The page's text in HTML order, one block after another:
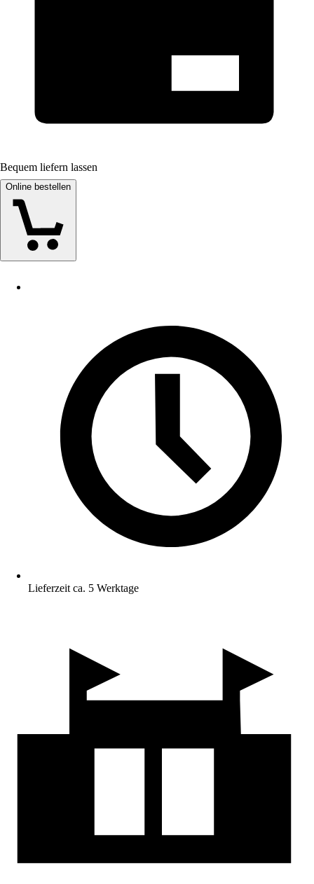
Bequem liefern lassen
Online bestellen
Lieferzeit ca. 5 Werktage